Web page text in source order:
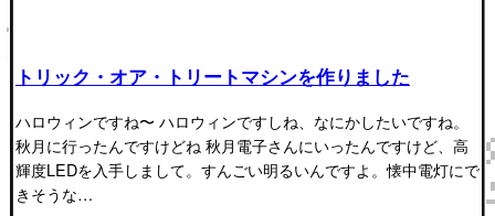
トリック・オア・トリートマシンを作りました
ハロウィンですね〜 ハロウィンですしね、なにかしたいですね。
秋月に行ったんですけどね 秋月電子さんにいったんですけど、高
輝度LEDを入手しまして。すんごい明るいんですよ。懐中電灯にで
きそうな…